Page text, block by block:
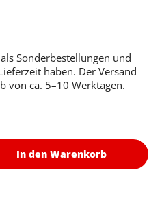
Sonderbestellungen und
haben. Der Versand
von ca. 5–10 Werktagen.
In den Warenkorb